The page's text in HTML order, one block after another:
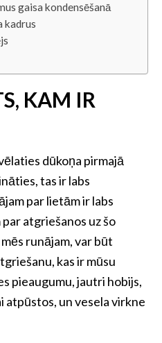
gaisa kondensēšanā
kadrus
KAM IR
dūkoņa pirmajā
tas ir labs
par lietām ir labs
atgriešanos uz šo
runājam, var būt
kas ir mūsu
pieaugumu, jautri hobijs,
atpūstos, un vesela virkne